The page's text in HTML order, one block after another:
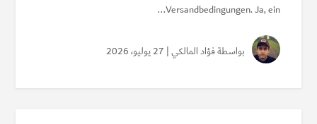
Versandbedingungen. Ja, ein...
بواسطةفؤاد المالكي| 27 يوليو، 2026